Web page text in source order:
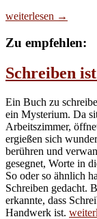
Der
2015
weiterlesen →
Zu empfehlen:
Schreiben
Ein Buch zu
ein Mysterium. Da
Arbeitszimmer,
ergießen sich
berühren und
gesegnet, Worte in
So oder so ähnlich
Schreiben gedacht.
erkannte, dass
Handwerk ist.